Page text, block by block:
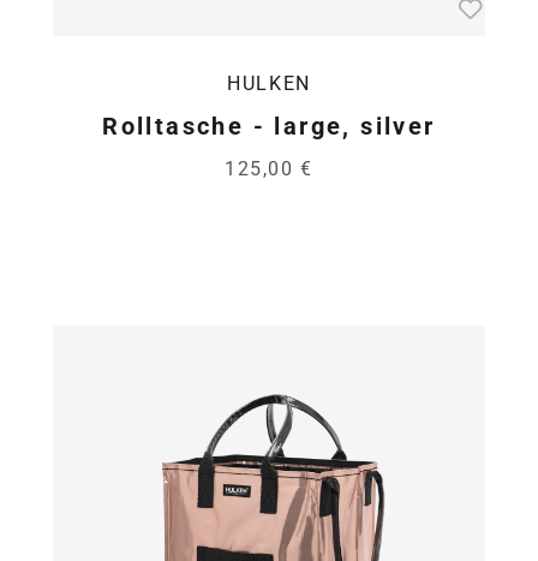
HULKEN
Rolltasche - large, silver
125,00 €